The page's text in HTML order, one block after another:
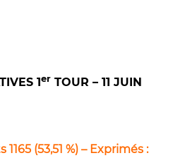
1er TOUR – 11 JUIN
(53,51 %) – Exprimés :